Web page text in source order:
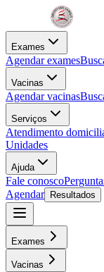
Exames
Agendar exames
Vacinas
Agendar vacinas
Serviços
Atendimento
Unidades
Ajuda
Fale conosco
Agendar
Resultados
Exames
Vacinas